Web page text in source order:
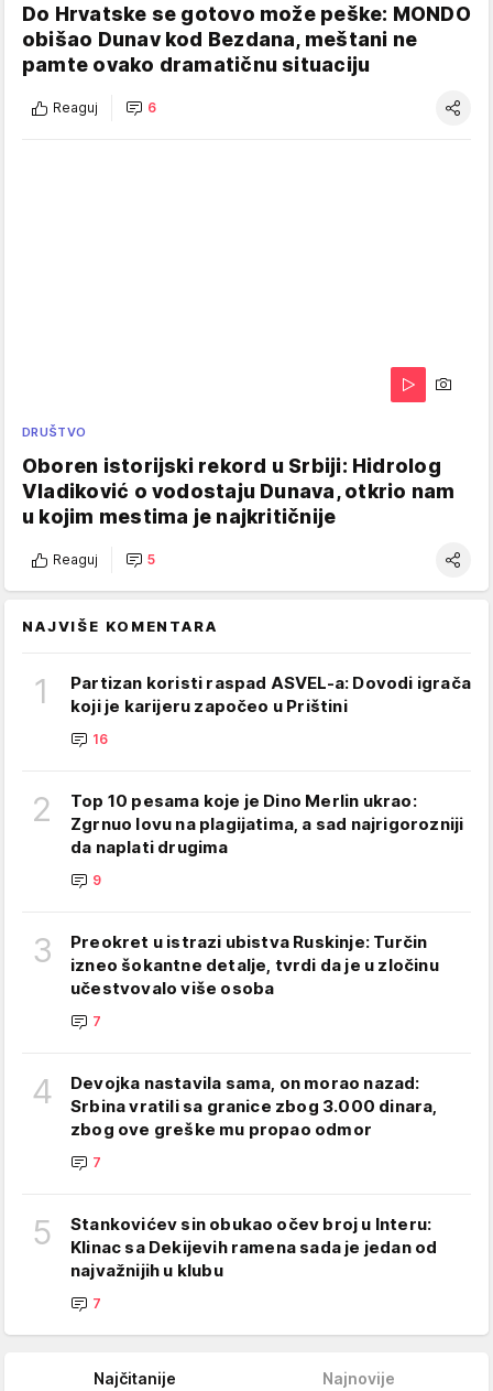
Do Hrvatske se gotovo može peške: MONDO
obišao Dunav kod Bezdana, meštani ne
pamte ovako dramatičnu situaciju
Reaguj 6
DRUŠTVO
Oboren istorijski rekord u Srbiji: Hidrolog
Vladiković o vodostaju Dunava, otkrio nam
u kojim mestima je najkritičnije
Reaguj 5
NAJVIŠE KOMENTARA
1
Partizan koristi raspad ASVEL-a: Dovodi igrača
koji je karijeru započeo u Prištini
16
2
Top 10 pesama koje je Dino Merlin ukrao:
Zgrnuo lovu na plagijatima, a sad najrigorozniji
da naplati drugima
9
3
Preokret u istrazi ubistva Ruskinje: Turčin
izneo šokantne detalje, tvrdi da je u zločinu
učestvovalo više osoba
7
4
Devojka nastavila sama, on morao nazad:
Srbina vratili sa granice zbog 3.000 dinara,
zbog ove greške mu propao odmor
7
5
Stankovićev sin obukao očev broj u Interu:
Klinac sa Dekijevih ramena sada je jedan od
najvažnijih u klubu
7
Najčitanije Najnovije